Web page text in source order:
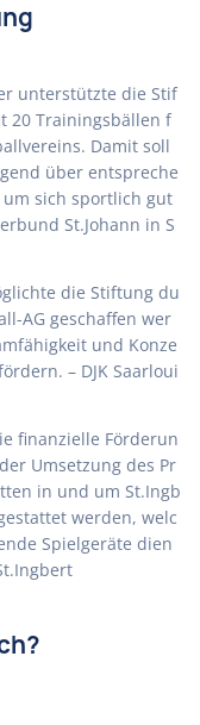
unterstützte die Stif
20 Trainingsbällen f
Damit soll
über entspreche
sich sportlich gut
St.Johann in S
die Stiftung du
AG geschaffen wer
und Konze
– DJK Saarloui
finanzielle Förderun
Umsetzung des Pr
in und um St.Ingb
werden, welc
Spielgeräte dien